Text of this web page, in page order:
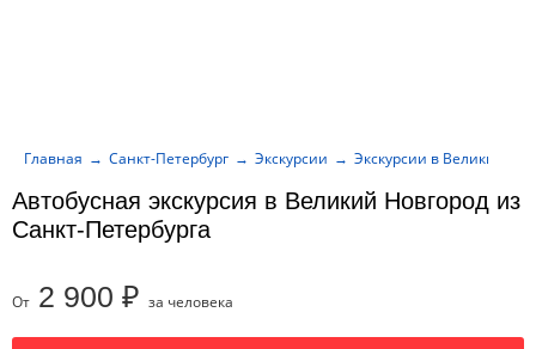
От 2 900 ₽ за человека
Автобусная экскурсия в Великий Новгород из
Санкт-Петербурга
Главная Санкт-Петербург Экскурсии Экскурсии в Великий